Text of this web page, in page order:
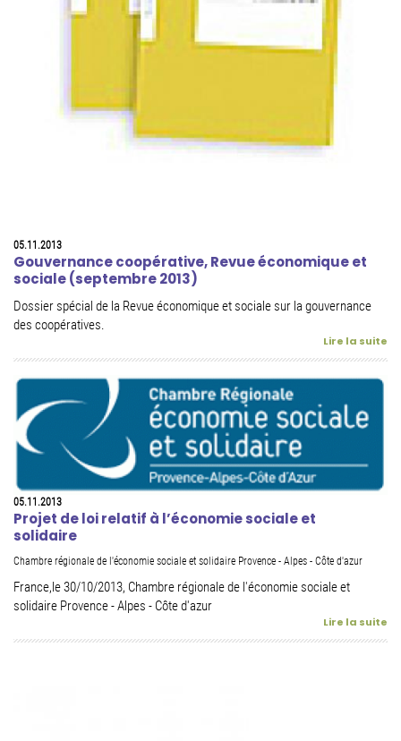
05.11.2013
Gouvernance coopérative, Revue économique et
sociale (septembre 2013)
Dossier spécial de la Revue économique et sociale sur la gouvernance
des coopératives.
Lire la suite
05.11.2013
Projet de loi relatif à l’économie sociale et
solidaire
Chambre régionale de l'économie sociale et solidaire Provence - Alpes - Côte d'azur
France,le 30/10/2013, Chambre régionale de l'économie sociale et
solidaire Provence - Alpes - Côte d'azur
Lire la suite